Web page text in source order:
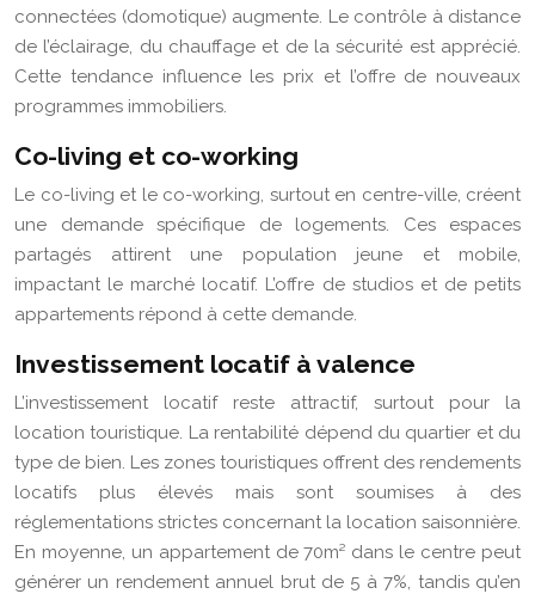
connectées (domotique) augmente. Le contrôle à distance
de l’éclairage, du chauffage et de la sécurité est apprécié.
Cette tendance influence les prix et l’offre de nouveaux
programmes immobiliers.
Co-living et co-working
Le co-living et le co-working, surtout en centre-ville, créent
une demande spécifique de logements. Ces espaces
partagés attirent une population jeune et mobile,
impactant le marché locatif. L’offre de studios et de petits
appartements répond à cette demande.
Investissement locatif à valence
L’investissement locatif reste attractif, surtout pour la
location touristique. La rentabilité dépend du quartier et du
type de bien. Les zones touristiques offrent des rendements
locatifs plus élevés mais sont soumises à des
réglementations strictes concernant la location saisonnière.
En moyenne, un appartement de 70m² dans le centre peut
générer un rendement annuel brut de 5 à 7%, tandis qu’en